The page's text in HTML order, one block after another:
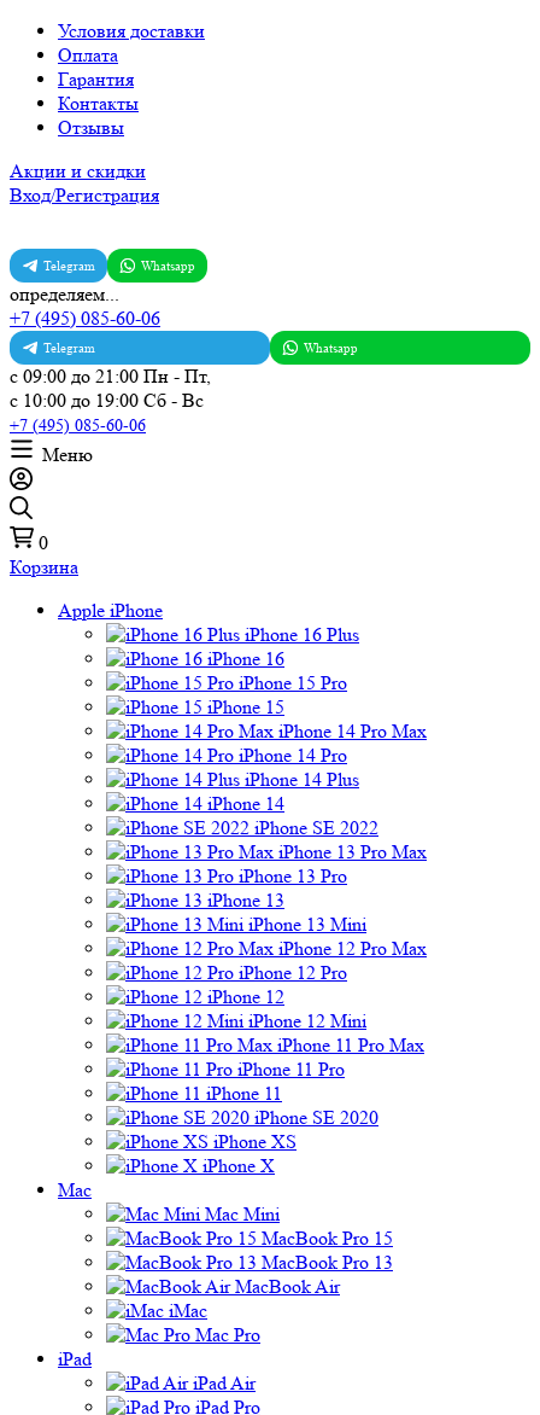
Условия доставки
Оплата
Гарантия
Контакты
Отзывы
Акции и скидки
Вход/Регистрация
Telegram Whatsapp
определяем...
+7 (495) 085-60-06
Telegram Whatsapp
с 09:00 до 21:00 Пн - Пт,
с 10:00 до 19:00 Сб - Вс
+7 (495) 085-60-06
Меню
0
Корзина
Apple iPhone
iPhone 16 Plus
iPhone 16
iPhone 15 Pro
iPhone 15
iPhone 14 Pro Max
iPhone 14 Pro
iPhone 14 Plus
iPhone 14
iPhone SE 2022
iPhone 13 Pro Max
iPhone 13 Pro
iPhone 13
iPhone 13 Mini
iPhone 12 Pro Max
iPhone 12 Pro
iPhone 12
iPhone 12 Mini
iPhone 11 Pro Max
iPhone 11 Pro
iPhone 11
iPhone SE 2020
iPhone XS
iPhone X
Mac
Mac Mini
MacBook Pro 15
MacBook Pro 13
MacBook Air
iMac
Mac Pro
iPad
iPad Air
iPad Pro